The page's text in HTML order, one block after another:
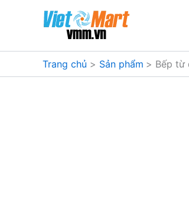
dung
Trang chủ Sản phẩm Bếp từ